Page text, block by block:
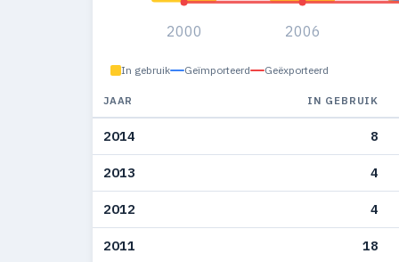
2000 2006
In gebruik Geïmporteerd Geëxporteerd
JAAR IN GEBRUIK
2014 8
2013 4
2012 4
2011 18